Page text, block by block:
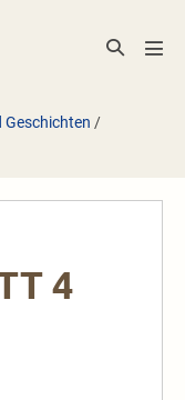
Suche-
Geschichten /
4